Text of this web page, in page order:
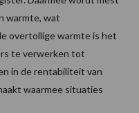
warmte, wat
overtollige warmte is het
te verwerken tot
in de rentabiliteit van
waarmee situaties